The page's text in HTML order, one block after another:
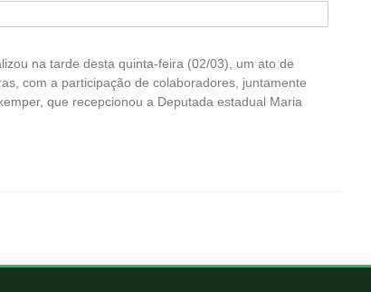
na tarde desta quinta-feira (02/03), um ato de
com a participação de colaboradores, juntamente
que recepcionou a Deputada estadual Maria